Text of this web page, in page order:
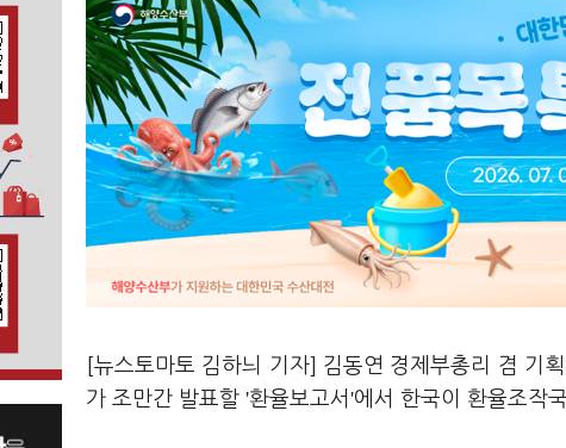
[뉴스토마토 김하늬 기자] 김동연 경제부총리 겸 기
가 조만간 발표할 '환율보고서 '에서 한국이 환율조작국